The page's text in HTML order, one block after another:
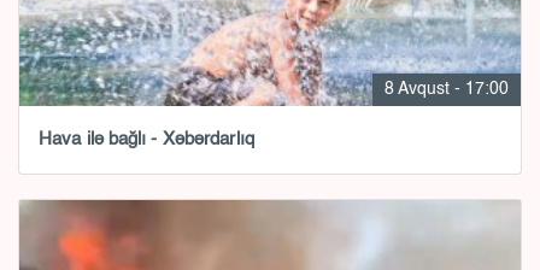
8 Avqust - 17:00
Hava ilə bağlı - Xəbərdarlıq